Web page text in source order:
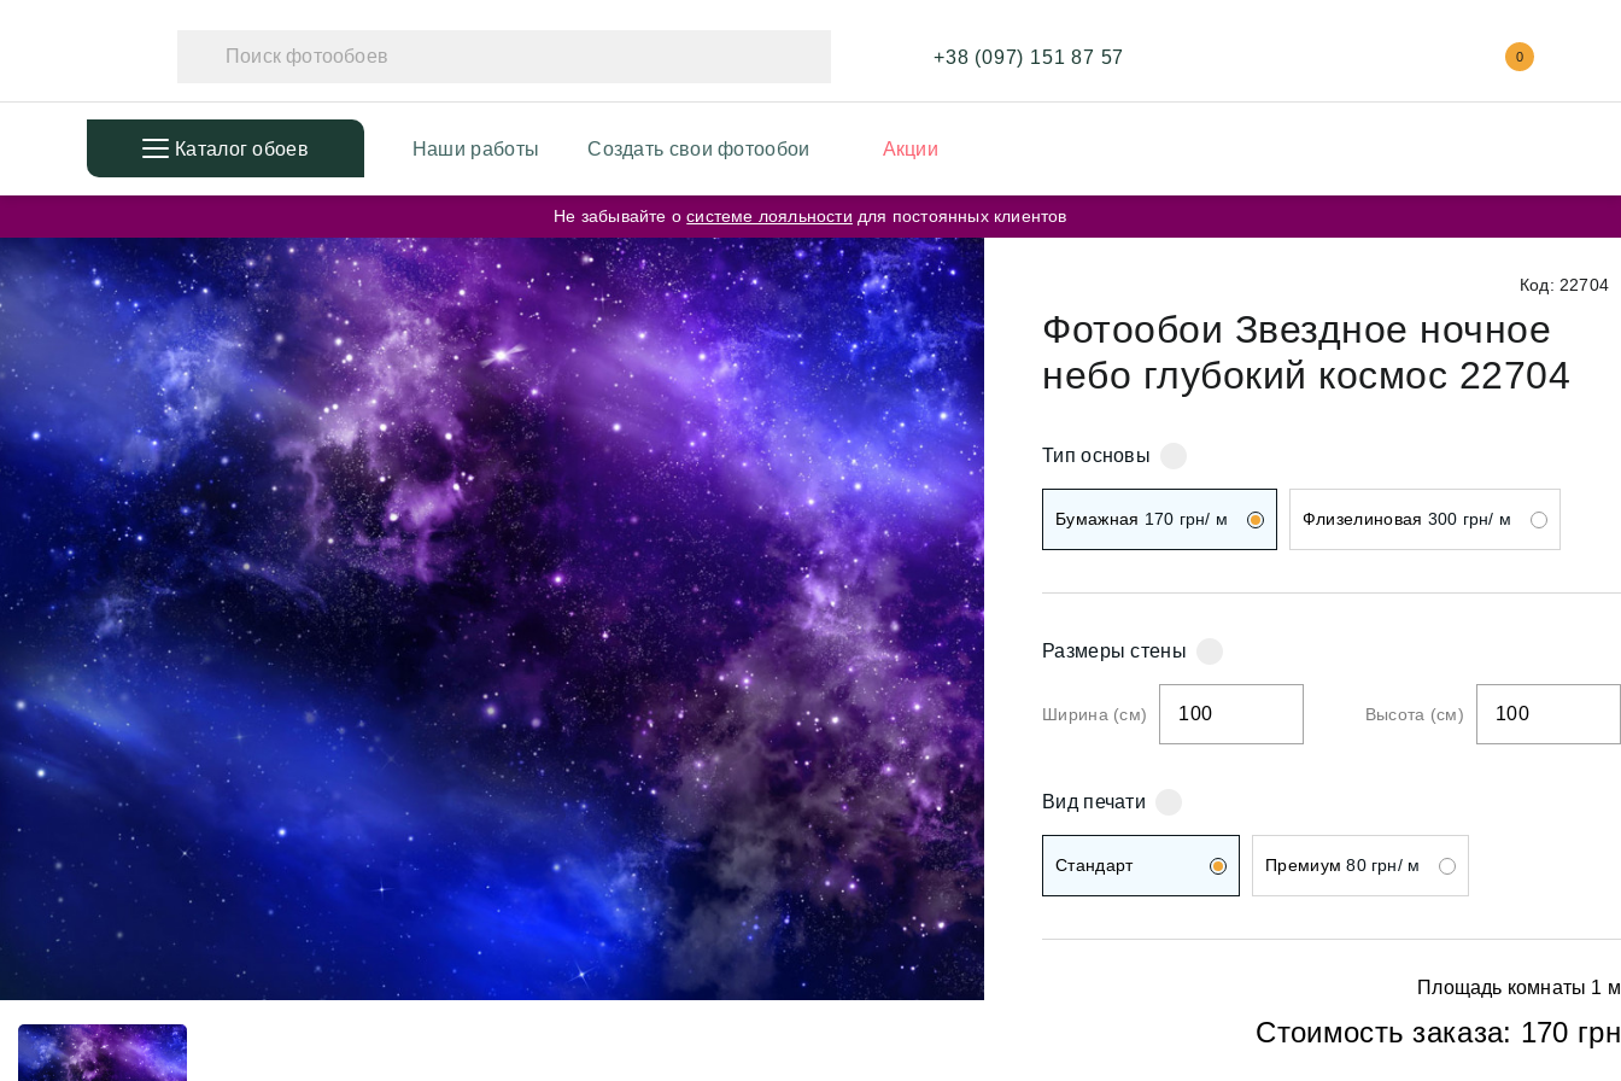
+38 (097) 151 87 57 0
Каталог обоев
ПОПУЛЯРНЫЕ
Фотообои в детскую
Дизайнерские листья
3D Фотообои
Фотообои расширяющие
пространство
Фотообои простые линии
ТЕМАТИКИ ФОТООБОЕВ
Фотообои перья
Фотообои карта мира
Фотообои кирпичная стена
Фотообои космос
Фотообои города
Дизайнерские цветы
Фотообои арт
Фотообои деревья
Фотообои мемфис
Фотообои геометрия
Фотообои абстракция
Фотообои горы и лес
Фотообои золото
Фотообои разное
ФОТООБОИ ПО ЦВЕТУ
Бежевые фотообои
Серые фотообои
Розовые фотообои
Белые фотообои
Коричневые фотообои
Черные фотообои
Красные фотообои
Оранжевые фотообои
Желтые фотообои
Зеленые фотообои
Голубые фотообои
Синие фотообои
Наши работы Создать свои фотообои Акции
Не забывайте осистеме лояльности для постоянных клиентов
Код: 22704
Фотообои Звездное ночное
небо глубокий космос 22704
Тип основы
Бумажная 170 грн/ м Флизелиновая 300 грн/ м
Размеры стены
Ширина (см) Высота (см)
Вид печати
Стандарт Премиум 80 грн/ м
Площадь комнаты 1 м
Стоимость заказа: 170 грн